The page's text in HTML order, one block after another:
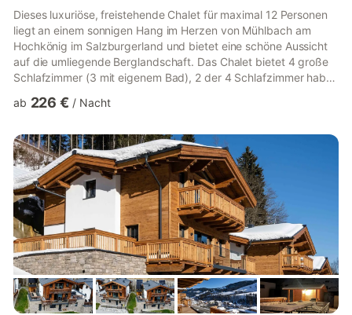
Dieses luxuriöse, freistehende Chalet für maximal 12 Personen
liegt an einem sonnigen Hang im Herzen von Mühlbach am
Hochkönig im Salzburgerland und bietet eine schöne Aussicht
auf die umliegende Berglandschaft. Das Chalet bietet 4 große
Schlafzimmer (3 mit eigenem Bad), 2 der 4 Schlafzimmer haben
geräumiges Wohnzimmer, eine offene, voll ausgestattete Küche
Wohnzimmer, in der Küche, in den Schlafzimmern und in den
Bädern befinden sich Thermostate, mit denen Sie die
gewünsc...
ab 226 € / Nacht